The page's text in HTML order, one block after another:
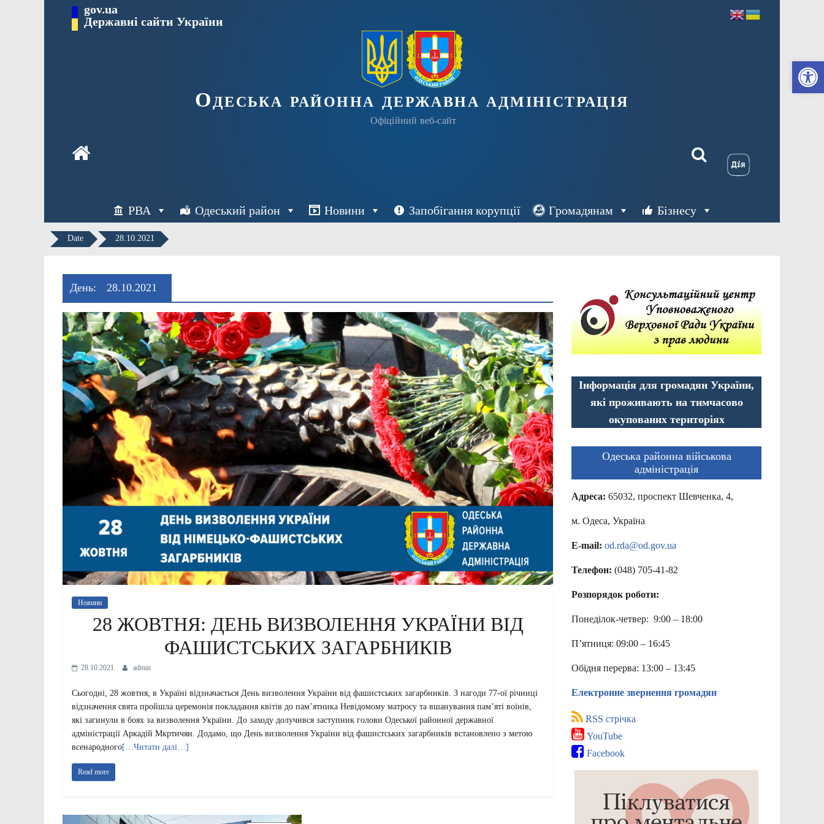
Перейти gov.ua
Державні сайти України
Одеська районна державна адміністрація
Офіційний веб-сайт
РВА Одеський район Новини Запобігання корупції Громадянам Бізнесу
Date 28.10.2021
День: 28.10.2021
Новини
28 ЖОВТНЯ: ДЕНЬ ВИЗВОЛЕННЯ УКРАЇНИ ВІД
ФАШИСТСЬКИХ ЗАГАРБНИКІВ
28.10.2021 admin
Сьогодні, 28 жовтня, в Україні відзначається День визволення України від фашистських загарбників. З нагоди 77-ої річниці
відзначення свята пройшла церемонія покладання квітів до пам’ятника Невідомому матросу та вшанування пам’яті воїнів,
які загинули в боях за визволення України. До заходу долучився заступник голови Одеської районної державної
адміністрації Аркадій Мкртичян. Додамо, що День визволення України від фашистських загарбників встановлено з метою
всенародного[…Читати далі…]
Read more
Інформація для громадян України,
які проживають на тимчасово
окупованих територіях
Одеська районна військова
адміністрація
Адреса: 65032, проспект Шевченка, 4,
м. Одеса, Україна
E-mail: od.rda@od.gov.ua
Телефон: (048) 705-41-82
Розпорядок роботи:
Понеділок-четвер: 9:00 – 18:00
П’ятниця: 09:00 – 16:45
Обідня перерва: 13:00 – 13:45
Електронне звернення громадян
RSS стрічка
YouTube
Facebook